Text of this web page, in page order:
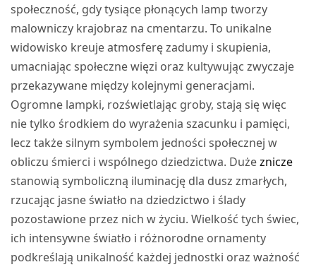
społeczność, gdy tysiące płonących lamp tworzy
malowniczy krajobraz na cmentarzu. To unikalne
widowisko kreuje atmosferę zadumy i skupienia,
umacniając społeczne więzi oraz kultywując zwyczaje
przekazywane między kolejnymi generacjami.
Ogromne lampki, rozświetlając groby, stają się więc
nie tylko środkiem do wyrażenia szacunku i pamięci,
lecz także silnym symbolem jedności społecznej w
obliczu śmierci i wspólnego dziedzictwa. Dużeznicze
stanowią symboliczną iluminację dla dusz zmarłych,
rzucając jasne światło na dziedzictwo i ślady
pozostawione przez nich w życiu. Wielkość tych świec,
ich intensywne światło i różnorodne ornamenty
podkreślają unikalność każdej jednostki oraz ważność